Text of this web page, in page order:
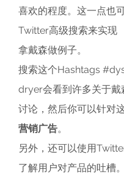
喜欢的程度。这一点也
Twitter高级搜索来实现
拿戴森做例子。
搜索这个Hashtags
dryer会看到许多关于戴
讨论，然后你可以针对
营销广告。
另外，还可以使用
了解用户对产品的吐槽。